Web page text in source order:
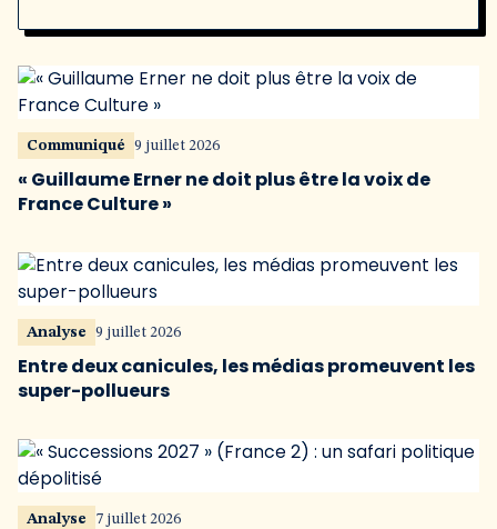
Communiqué 9 juillet 2026
« Guillaume Erner ne doit plus être la voix de
France Culture »
Analyse 9 juillet 2026
Entre deux canicules, les médias promeuvent les
super-pollueurs
Analyse 7 juillet 2026